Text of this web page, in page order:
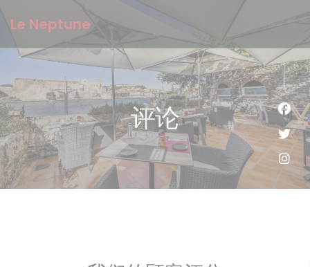
Le Neptune
评论